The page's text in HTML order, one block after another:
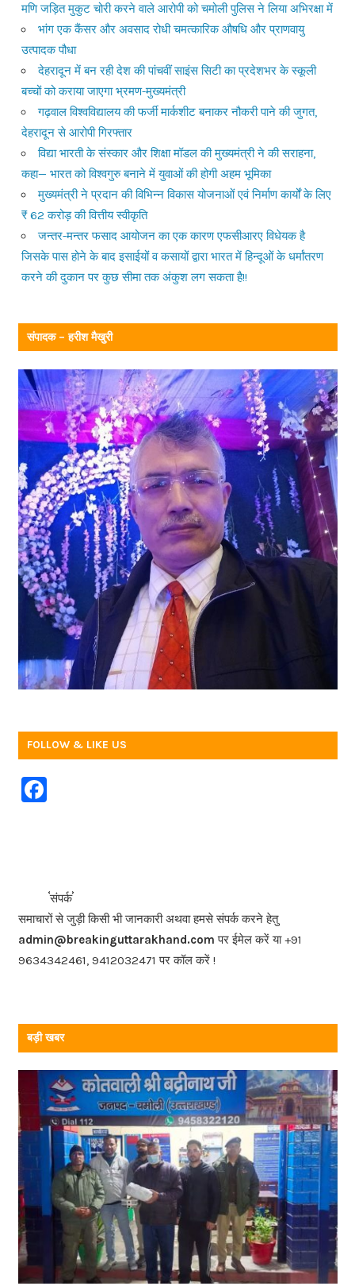
मणि जड़ित मुकुट चोरी करने वाले आरोपी को चमोली पुलिस ने लिया अभिरक्षा में
भांग एक कैंसर और अवसाद रोधी चमत्कारिक औषधि और प्राणवायु
उत्पादक पौधा
देहरादून में बन रही देश की पांचवीं साइंस सिटी का प्रदेशभर के स्कूली
बच्चों को कराया जाएगा भ्रमण-मुख्यमंत्री
गढ़वाल विश्वविद्यालय की फर्जी मार्कशीट बनाकर नौकरी पाने की जुगत,
देहरादून से आरोपी गिरफ्तार
विद्या भारती के संस्कार और शिक्षा मॉडल की मुख्यमंत्री ने की सराहना,
कहा— भारत को विश्वगुरु बनाने में युवाओं की होगी अहम भूमिका
मुख्यमंत्री ने प्रदान की विभिन्न विकास योजनाओं एवं निर्माण कार्यों के लिए
₹ 62 करोड़ की वित्तीय स्वीकृति
जन्तर-मन्तर फसाद आयोजन का एक कारण एफसीआरए विधेयक है
जिसके पास होने के बाद इसाईयों व कसायों द्वारा भारत में हिन्दूओं के धर्मांतरण
करने की दुकान पर कुछ सीमा तक अंकुश लग सकता है!!
संपादक – हरीश मैखुरी
FOLLOW & LIKE US
F
b
o
o
k
संपर्क
समाचारों से जुड़ी किसी भी जानकारी अथवा हमसे संपर्क करने हेतु
admin@breakinguttarakhand.com पर ईमेल करें या +91
9634342461, 9412032471 पर कॉल करें !
बड़ी खबर